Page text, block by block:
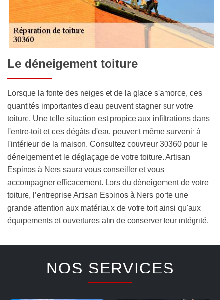
Le déneigement toiture
Lorsque la fonte des neiges et de la glace s'amorce, des
quantités importantes d'eau peuvent stagner sur votre
toiture. Une telle situation est propice aux infiltrations dans
l'entre-toit et des dégâts d'eau peuvent même survenir à
l'intérieur de la maison. Consultez couvreur 30360 pour le
déneigement et le déglaçage de votre toiture. Artisan
Espinos à Ners saura vous conseiller et vous
accompagner efficacement. Lors du déneigement de votre
toiture, l’entreprise Artisan Espinos à Ners porte une
grande attention aux matériaux de votre toit ainsi qu'aux
équipements et ouvertures afin de conserver leur intégrité.
NOS SERVICES